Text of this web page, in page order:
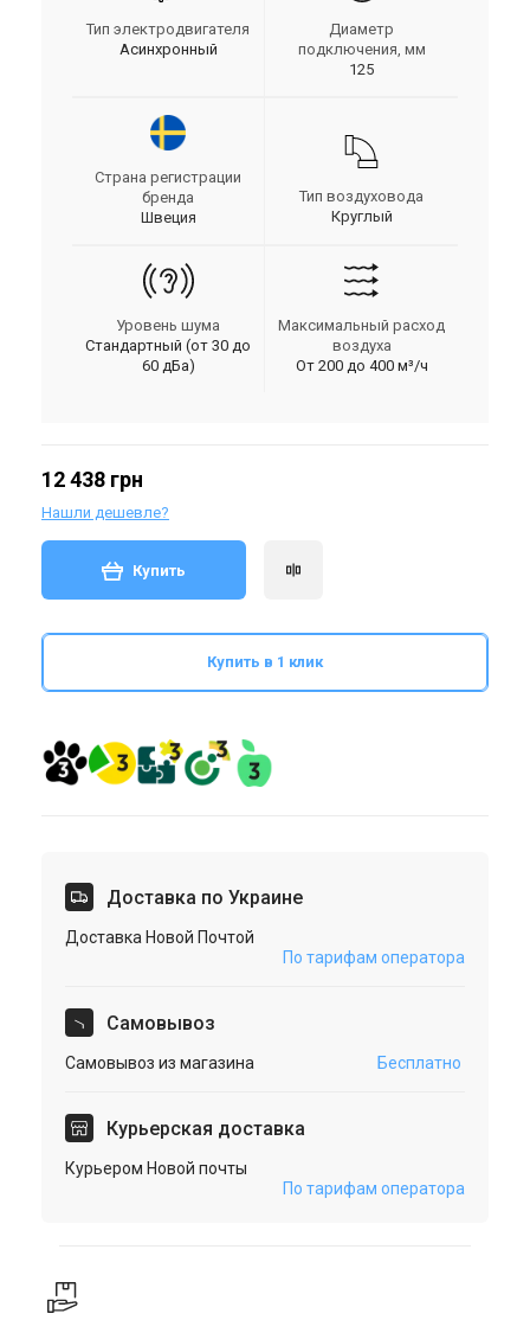
Тип электродвигателя
Асинхронный
Диаметр
подключения, мм
125
Страна регистрации
бренда
Швеция
Тип воздуховода
Круглый
Уровень шума
Стандартный (от 30 до
60 дБа)
Максимальный расход
воздуха
От 200 до 400 м³/ч
12 438 грн
Нашли дешевле?
Купить
Купить в 1 клик
Доставка по Украине
Доставка Новой Почтой
По тарифам оператора
Cамовывоз
Самовывоз из магазина Бесплатно
Курьерская доставка
Курьером Новой почты
По тарифам оператора